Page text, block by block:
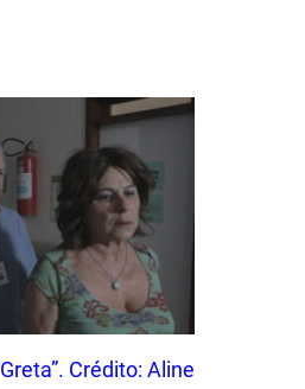
Crédito: Aline